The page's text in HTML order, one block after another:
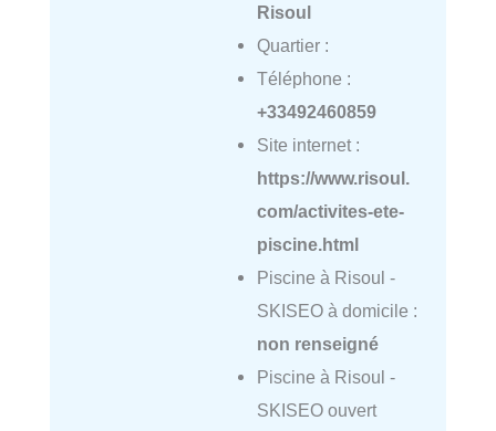
Risoul
Quartier :
Téléphone :
+33492460859
Site internet :
https://www.risoul.
com/activites-ete-
piscine.html
Piscine à Risoul -
SKISEO à domicile :
non renseigné
Piscine à Risoul -
SKISEO ouvert